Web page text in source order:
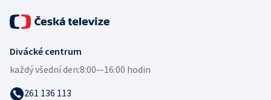
Divácké centrum
každý všední den:8:00—16:00 hodin
261 136 113